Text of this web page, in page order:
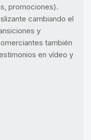
promociones).
cambiando el
y
también
en vídeo y